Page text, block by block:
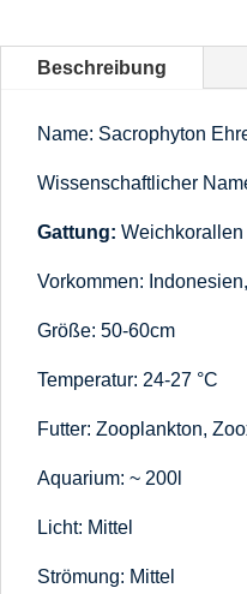
Beschreibung
Name: Sacrophyton
Wissenschaftlicher
Gattung: Weichkorallen
Vorkommen:
Größe: 50-60cm
Temperatur: 24-27 °C
Futter: Zooplankton,
Aquarium: ~ 200l
Licht: Mittel
Strömung: Mittel